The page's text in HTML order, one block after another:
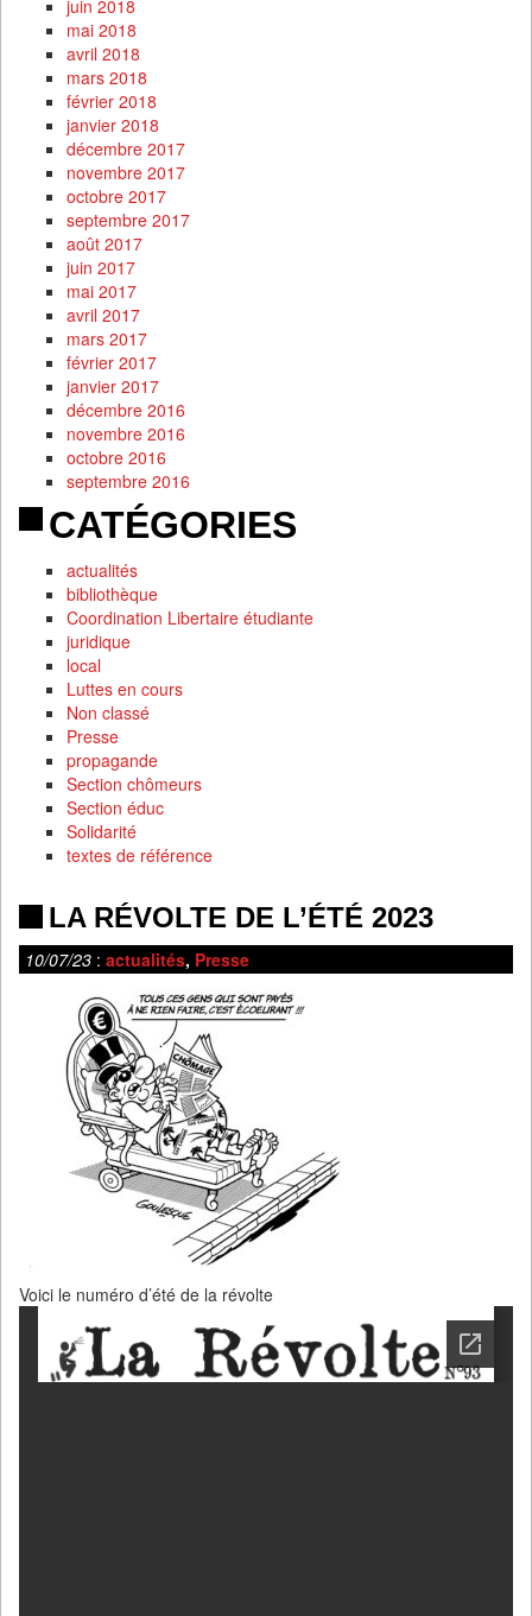
juin 2018
mai 2018
avril 2018
mars 2018
février 2018
janvier 2018
décembre 2017
novembre 2017
octobre 2017
septembre 2017
août 2017
juin 2017
mai 2017
avril 2017
mars 2017
février 2017
janvier 2017
décembre 2016
novembre 2016
octobre 2016
septembre 2016
CATÉGORIES
actualités
bibliothèque
Coordination Libertaire étudiante
juridique
local
Luttes en cours
Non classé
Presse
propagande
Section chômeurs
Section éduc
Solidarité
textes de référence
LA RÉVOLTE DE L’ÉTÉ 2023
10/07/23 : actualités, Presse
Voici le numéro d’été de la révolte